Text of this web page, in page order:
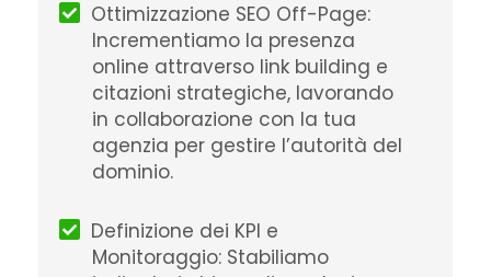
Ottimizzazione SEO Off-Page:
Incrementiamo la presenza
online attraverso link building e
citazioni strategiche, lavorando
in collaborazione con la tua
agenzia per gestire l’autorità del
dominio.
Definizione dei KPI e
Monitoraggio: Stabiliamo